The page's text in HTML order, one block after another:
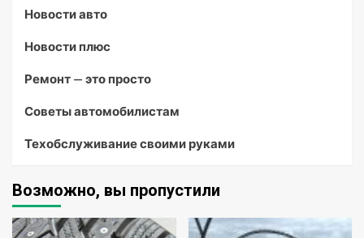
Новости авто
Новости плюс
Ремонт — это просто
Советы автомобилистам
Техобслуживание своими руками
Возможно, вы пропустили